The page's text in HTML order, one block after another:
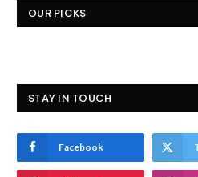
OUR PICKS
STAY IN TOUCH
Facebook